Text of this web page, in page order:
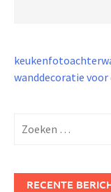
wanddecoratie
naar:
RECENTE